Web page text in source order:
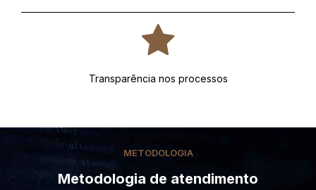
Transparência nos processos
METODOLOGIA
Metodologia de atendimento